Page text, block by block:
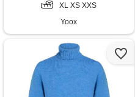
XL XS XXS
Yoox